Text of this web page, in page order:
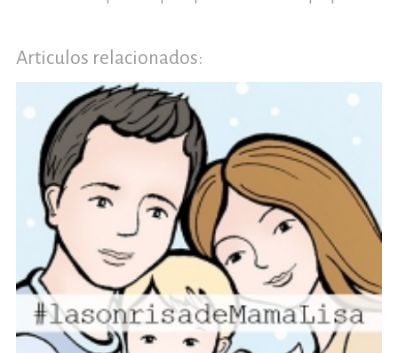
Articulos relacionados: